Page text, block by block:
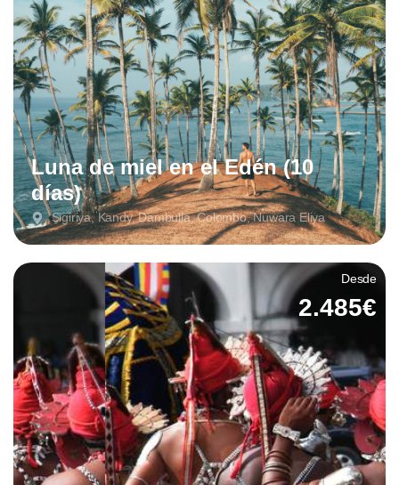
Luna de miel en el Edén (10
días)
Sigiriya, Kandy, Dambulla, Colombo, Nuwara Eliya
Desde
2.485€